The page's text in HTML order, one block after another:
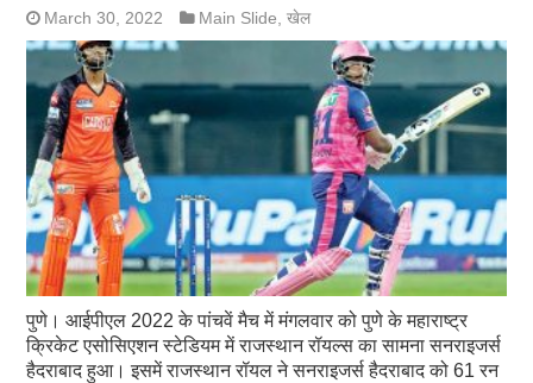
March 30, 2022 Main Slide,खेल
पुणे। आईपीएल 2022 के पांचवें मैच में मंगलवार को पुणे के महाराष्ट्र
क्रिकेट एसोसिएशन स्टेडियम में राजस्थान रॉयल्स का सामना सनराइजर्स
हैदराबाद हुआ। इसमें राजस्थान रॉयल ने सनराइजर्स हैदराबाद को 61 रन